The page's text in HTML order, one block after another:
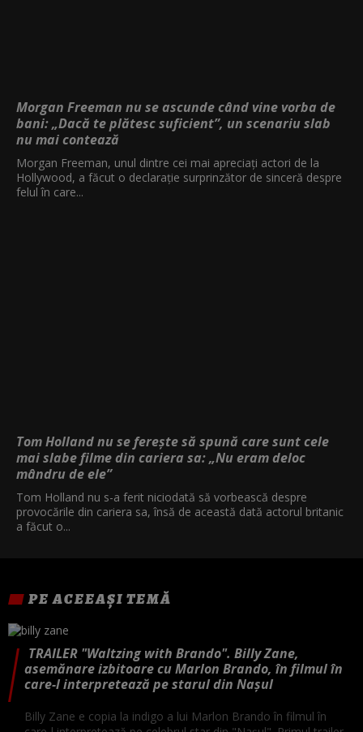
Morgan Freeman nu se ascunde când vine vorba de
bani: „Dacă te plătesc suficient”, un scenariu slab
nu mai contează
Morgan Freeman, unul dintre cei mai apreciați actori de la
Hollywood, a făcut o declarație surprinzător de sinceră despre
felul în care...
Tom Holland nu se ferește să spună care sunt cele
mai slabe filme din cariera sa: „Nu eram deloc
mândru de ele”
Tom Holland nu s-a ferit niciodată să vorbească despre
provocările din cariera sa, însă de această dată actorul britanic
a făcut o...
PE ACEEAȘI TEMĂ
TRAILER "Waltzing with Brando". Billy Zane,
asemănare izbitoare cu Marlon Brando, în filmul în
care-l interpretează pe starul din Nașul
Billy Zane e copia la indigo a lui Marlon Brando în filmul în